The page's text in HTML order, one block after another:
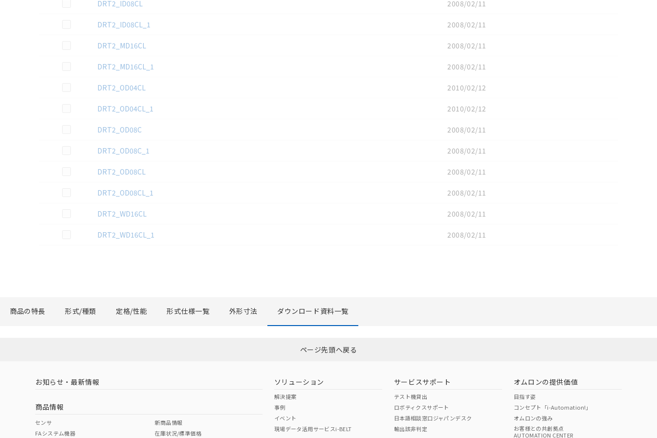
DRT2_ID08CL
2008/02/11
この資料を選択DRT2_ID08CL_1
2008/02/11
この資料を選択DRT2_MD16CL
2008/02/11
この資料を選択DRT2_MD16CL_1
2008/02/11
この資料を選択DRT2_OD04CL
2010/02/12
この資料を選択DRT2_OD04CL_1
2010/02/12
この資料を選択DRT2_OD08C
2008/02/11
この資料を選択DRT2_OD08C_1
2008/02/11
この資料を選択DRT2_OD08CL
2008/02/11
この資料を選択DRT2_OD08CL_1
2008/02/11
この資料を選択DRT2_WD16CL
2008/02/11
この資料を選択DRT2_WD16CL_1 2008/02/11
0 選択したファイルを一括ダウンロード
商品の特長 形式/種類 定格/性能 形式仕様一覧 外形寸法 ダウンロード資料一覧
ページ先頭へ戻る
お知らせ・最新情報
商品情報
センサ
FAシステム機器
新商品情報
在庫状況/標準価格
ソリューション
解決提案
事例
イベント
現場データ活用サービスi-BELT
サービスサポート
テスト機貸出
ロボティクスサポート
日本語相談窓口ジャパンデスク
輸出該非判定
オムロンの提供価値
目指す姿
コンセプト「i-Automation!」
オムロンの強み
お客様との共創拠点
AUTOMATION CENTER